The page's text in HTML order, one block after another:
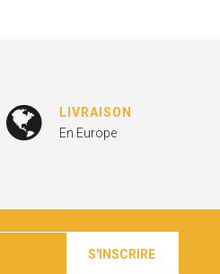
LIVRAISON
En Europe
S'INSCRIRE